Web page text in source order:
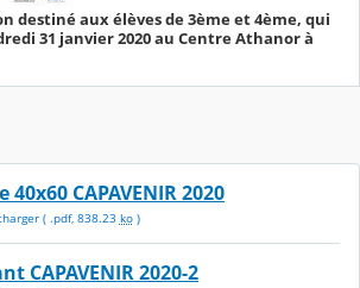
destiné aux élèves de 3ème et 4ème, qui
31 janvier 2020 au Centre Athanor à
40x60 CAPAVENIR 2020
( .pdf, 838.23 ko)
CAPAVENIR 2020-2